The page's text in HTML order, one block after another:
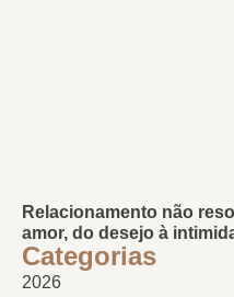
Relacionamento não
amor, do desejo à
Categorias
2026